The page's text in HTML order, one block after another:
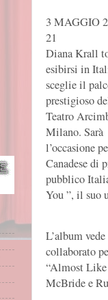
3 MAGGIO
21
Diana Krall
esibirsi in
sceglie il
prestigioso
Teatro
Milano. Sarà
l’occasione
Canadese di
pubblico
You ”, il suo
L’album
collaborato
“Almost Like
McBride e